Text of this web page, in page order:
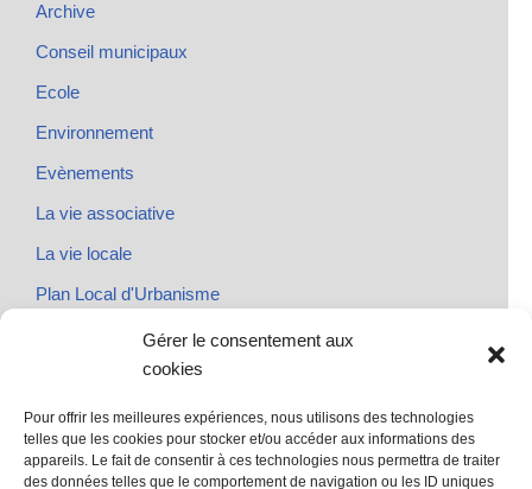
Gérer le consentement aux
cookies
Pour offrir les meilleures expériences, nous utilisons des technologies
telles que les cookies pour stocker et/ou accéder aux informations des
appareils. Le fait de consentir à ces technologies nous permettra de traiter
des données telles que le comportement de navigation ou les ID uniques
Archive
Conseil municipaux
Ecole
Environnement
Evènements
La vie associative
La vie locale
Plan Local d'Urbanisme